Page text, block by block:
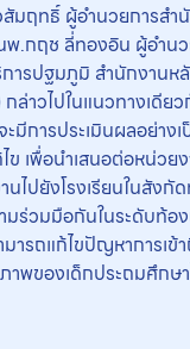
มฤทธิ์ ผู้อำนวยการสำ
พ.กฤช ลี่ทองอิน ผู้อำน
ารปฐมภูมิ สำนักงานห
ล่าวไปในแนวทางเดีย
ะมีการประเมินผลอย่าง
ข เพื่อนำเสนอต่อหน่วย
นไปยังโรงเรียนในสัง
มร่วมมือกันในระดับท้อ
มารถแก้ไขปัญหาการเข้
พของเด็กประถมศึกษ